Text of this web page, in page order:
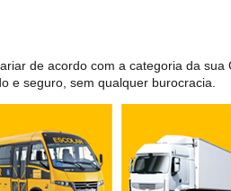
de acordo com a categoria da sua
e seguro, sem qualquer burocracia.